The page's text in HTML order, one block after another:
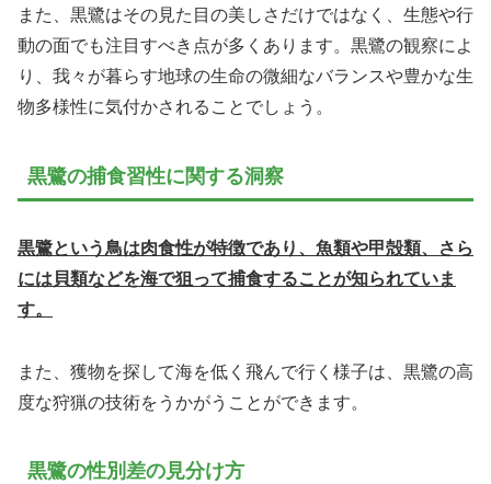
また、黒鷺はその見た目の美しさだけではなく、生態や行
動の面でも注目すべき点が多くあります。黒鷺の観察によ
り、我々が暮らす地球の生命の微細なバランスや豊かな生
物多様性に気付かされることでしょう。
黒鷺の捕食習性に関する洞察
黒鷺という鳥は肉食性が特徴であり、魚類や甲殻類、さら
には貝類などを海で狙って捕食することが知られていま
す。
また、獲物を探して海を低く飛んで行く様子は、黒鷺の高
度な狩猟の技術をうかがうことができます。
黒鷺の性別差の見分け方